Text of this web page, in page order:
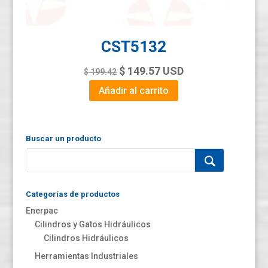
CST5132
$199.42 Original
price
$ 149.57Current
price
USD
Añadir al carrito
Buscar un producto
Categorías de productos
Enerpac
Cilindros y Gatos Hidráulicos
Cilindros Hidráulicos
Herramientas Industriales